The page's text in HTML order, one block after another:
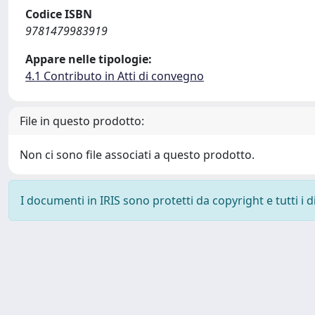
Codice ISBN
9781479983919
Appare nelle tipologie:
4.1 Contributo in Atti di convegno
File in questo prodotto:
Non ci sono file associati a questo prodotto.
I documenti in IRIS sono protetti da copyright e tutti i